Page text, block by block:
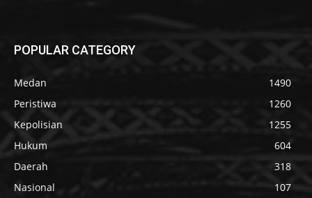
POPULAR CATEGORY
Medan
1490
Peristiwa
1260
Kepolisian
1255
Hukum
604
Daerah
318
Nasional
107